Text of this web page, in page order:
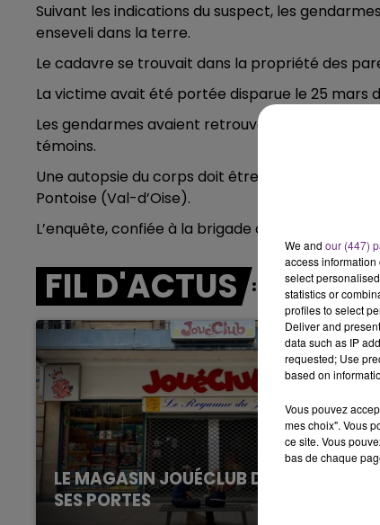
10h00 - 14h00
Suivant les indications du suspect, les
enseveli dans la terre.
Le cadavre se trouvait dans la propriété des
La victime avait été portée disparue le 25 mars
Les gendarmes avaient retrouvé son fourgon,
témoins.
Une autopsie du corps doit être pratiquée à
Pontoise (Val-d’Oise).
L’enquête, confiée à la brigade de recherches de
FIL D'ACTUS
LE MAGASIN JOUÉCLUB DE REIMS FERME
SES PORTES
We and our (447)
access
select
statistics or
profiles to select
Deliver and
data such as IP
requested; Use
based on
Vous pouvez
mes choix". Vous
ce site. Vous
bas de chaque